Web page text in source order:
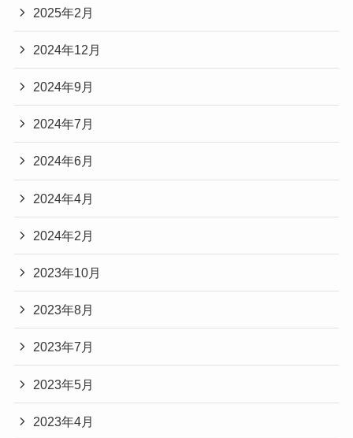
2025年2月
2024年12月
2024年9月
2024年7月
2024年6月
2024年4月
2024年2月
2023年10月
2023年8月
2023年7月
2023年5月
2023年4月